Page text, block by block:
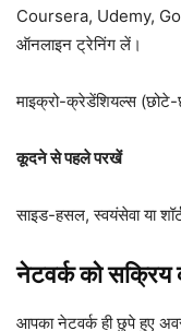
Coursera, Udemy,
ऑनलाइन ट्रेनिंग लें।
माइक्रो-क्रेडेंशियल्स (छोटे-
कूदने से पहले परखें
साइड-हसल, स्वयंसेवा या
नेटवर्क को
आपका नेटवर्क ही छुपे हुए